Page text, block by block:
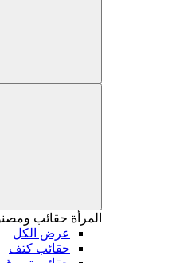
المرأة حقائب
عرض الكل
حقائب كتف